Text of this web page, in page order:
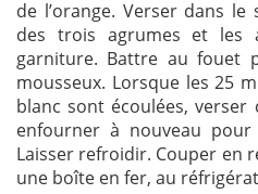
de l’orange. Verser dans
des trois agrumes et les
garniture. Battre au fouet
mousseux. Lorsque les 25
blanc sont écoulées, verser
enfourner à nouveau
Laisser refroidir. Couper en
une boîte en fer, au